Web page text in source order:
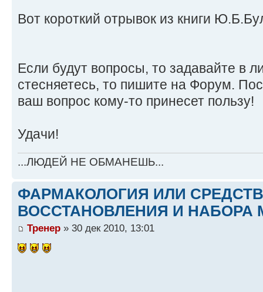
Вот короткий отрывок из книги
Если будут вопросы, то задавайте в
стесняетесь, то пишите на Форум.
ваш вопрос кому-то принесет пользу!
Удачи!
...ЛЮДЕЙ НЕ ОБМАНЕШЬ...
ФАРМАКОЛОГИЯ ИЛИ
ВОССТАНОВЛЕНИЯ И НАБОРА
Тренер » 30 дек 2010, 13:01